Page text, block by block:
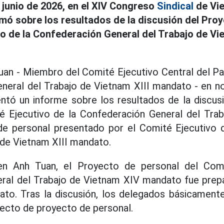
de 2026, en el XIV Congreso Sindical de
sobre los resultados de la discusión del
de la Confederación General del Trabajo de
- Miembro del Comité Ejecutivo Central del
del Trabajo de Vietnam XIII mandato - en
un informe sobre los resultados de la
Ejecutivo de la Confederación General del
personal presentado por el Comité Ejecutivo
Vietnam XIII mandato.
Anh Tuan, el Proyecto de personal del
del Trabajo de Vietnam XIV mandato fue
Tras la discusión, los delegados
de proyecto de personal.